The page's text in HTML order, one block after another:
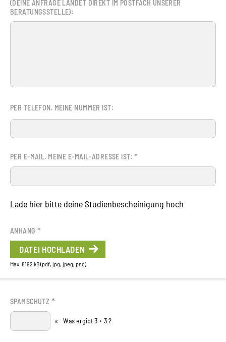
(DEINE ANFRAGE LANDET DIREKT IM POSTFACH UNSERER
BERATUNGSSTELLE):
PER TELEFON. MEINE NUMMER IST:
PER E-MAIL. MEINE E-MAIL-ADRESSE IST:*
Lade hier bitte deine Studienbescheinigung hoch
ANHANG*
DATEI HOCHLADEN
Max. 8192 kB (pdf, jpg, jpeg, png)
SPAMSCHUTZ *
« Was ergibt 3 + 3 ?